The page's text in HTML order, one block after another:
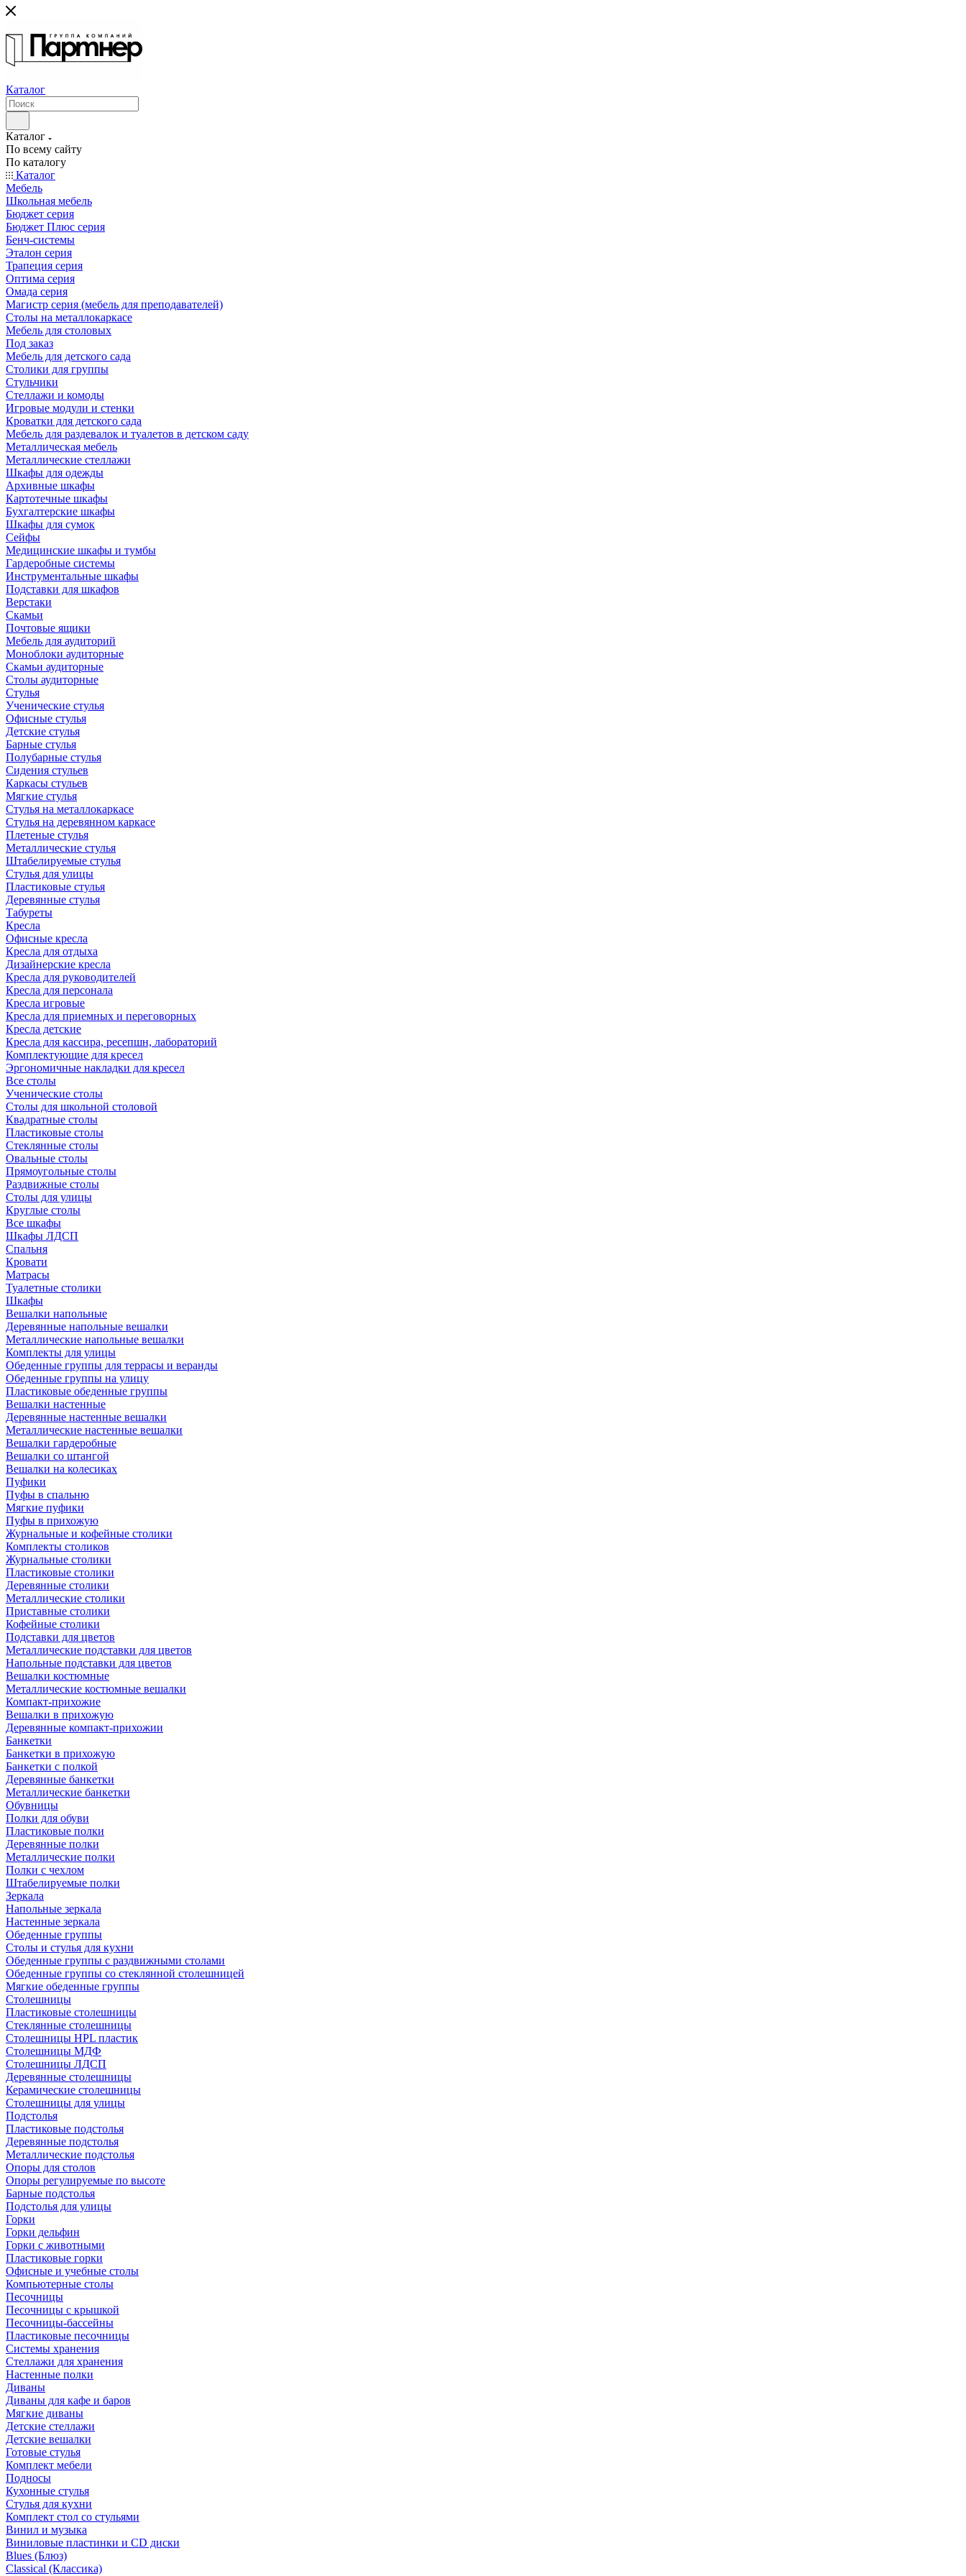
Каталог
Каталог
По всему сайту
По каталогу
Каталог
Мебель
Школьная мебель
Бюджет серия
Бюджет Плюс серия
Бенч-системы
Эталон серия
Трапеция серия
Оптима серия
Омада серия
Магистр серия (мебель для преподавателей)
Столы на металлокаркасе
Мебель для столовых
Под заказ
Мебель для детского сада
Столики для группы
Стульчики
Стеллажи и комоды
Игровые модули и стенки
Кроватки для детского сада
Мебель для раздевалок и туалетов в детском саду
Металлическая мебель
Металлические стеллажи
Шкафы для одежды
Архивные шкафы
Картотечные шкафы
Бухгалтерские шкафы
Шкафы для сумок
Сейфы
Медицинские шкафы и тумбы
Гардеробные системы
Инструментальные шкафы
Подставки для шкафов
Верстаки
Скамьи
Почтовые ящики
Мебель для аудиторий
Моноблоки аудиторные
Скамьи аудиторные
Столы аудиторные
Стулья
Ученические стулья
Офисные стулья
Детские стулья
Барные стулья
Полубарные стулья
Сидения стульев
Каркасы стульев
Мягкие стулья
Стулья на металлокаркасе
Стулья на деревянном каркасе
Плетеные стулья
Металлические стулья
Штабелируемые стулья
Стулья для улицы
Пластиковые стулья
Деревянные стулья
Табуреты
Кресла
Офисные кресла
Кресла для отдыха
Дизайнерские кресла
Кресла для руководителей
Кресла для персонала
Кресла игровые
Кресла для приемных и переговорных
Кресла детские
Кресла для кассира, ресепшн, лабораторий
Комплектующие для кресел
Эргономичные накладки для кресел
Все столы
Ученические столы
Столы для школьной столовой
Квадратные столы
Пластиковые столы
Стеклянные столы
Овальные столы
Прямоугольные столы
Раздвижные столы
Столы для улицы
Круглые столы
Все шкафы
Шкафы ЛДСП
Спальня
Кровати
Матрасы
Туалетные столики
Шкафы
Вешалки напольные
Деревянные напольные вешалки
Металлические напольные вешалки
Комплекты для улицы
Обеденные группы для террасы и веранды
Обеденные группы на улицу
Пластиковые обеденные группы
Вешалки настенные
Деревянные настенные вешалки
Металлические настенные вешалки
Вешалки гардеробные
Вешалки со штангой
Вешалки на колесиках
Пуфики
Пуфы в спальню
Мягкие пуфики
Пуфы в прихожую
Журнальные и кофейные столики
Комплекты столиков
Журнальные столики
Пластиковые столики
Деревянные столики
Металлические столики
Приставные столики
Кофейные столики
Подставки для цветов
Металлические подставки для цветов
Напольные подставки для цветов
Вешалки костюмные
Металлические костюмные вешалки
Компакт-прихожие
Вешалки в прихожую
Деревянные компакт-прихожии
Банкетки
Банкетки в прихожую
Банкетки с полкой
Деревянные банкетки
Металлические банкетки
Обувницы
Полки для обуви
Пластиковые полки
Деревянные полки
Металлические полки
Полки с чехлом
Штабелируемые полки
Зеркала
Напольные зеркала
Настенные зеркала
Обеденные группы
Столы и стулья для кухни
Обеденные группы с раздвижными столами
Обеденные группы со стеклянной столешницей
Мягкие обеденные группы
Столешницы
Пластиковые столешницы
Стеклянные столешницы
Столешницы HPL пластик
Столешницы МДФ
Столешницы ЛДСП
Деревянные столешницы
Керамические столешницы
Столешницы для улицы
Подстолья
Пластиковые подстолья
Деревянные подстолья
Металлические подстолья
Опоры для столов
Опоры регулируемые по высоте
Барные подстолья
Подстолья для улицы
Горки
Горки дельфин
Горки с животными
Пластиковые горки
Офисные и учебные столы
Компьютерные столы
Песочницы
Песочницы с крышкой
Песочницы-бассейны
Пластиковые песочницы
Системы хранения
Стеллажи для хранения
Настенные полки
Диваны
Диваны для кафе и баров
Мягкие диваны
Детские стеллажи
Детские вешалки
Готовые стулья
Комплект мебели
Подносы
Кухонные стулья
Стулья для кухни
Комплект стол со стульями
Винил и музыка
Виниловые пластинки и CD диски
Blues (Блюз)
Classical (Классика)